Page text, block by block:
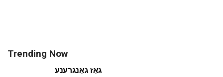
Trending Now
גאַז גאַנגרענע